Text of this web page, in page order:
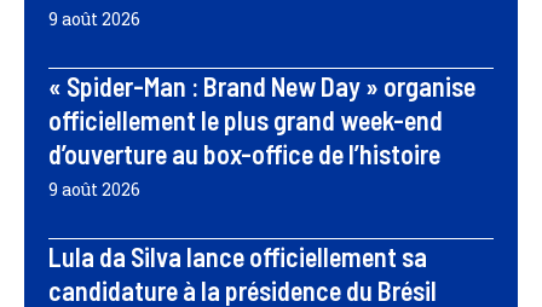
9 août 2026
« Spider-Man : Brand New Day » organise
officiellement le plus grand week-end
d’ouverture au box-office de l’histoire
9 août 2026
Lula da Silva lance officiellement sa
candidature à la présidence du Brésil